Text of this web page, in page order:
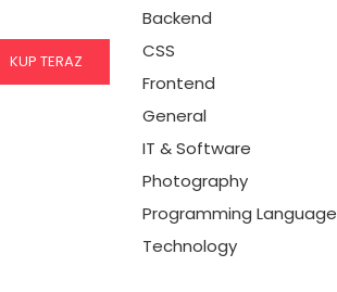
KUP TERAZ
Backend
CSS
Frontend
General
IT & Software
Photography
Programming Language
Technology